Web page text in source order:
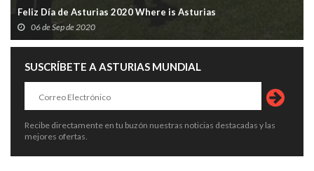
Feliz Día de Asturias 2020 Where is Asturias
06 de Sep de 2020
SUSCRÍBETE A ASTURIAS MUNDIAL
Recibe directamente en tu buzón nuestras noticias destacadas y las
mejores ofertas.